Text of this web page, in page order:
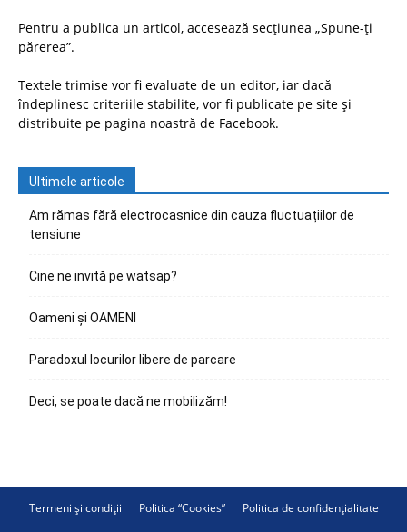
Pentru a publica un articol, accesează secțiunea „Spune-ți
părerea”.
Textele trimise vor fi evaluate de un editor, iar dacă
îndeplinesc criteriile stabilite, vor fi publicate pe site și
distribuite pe pagina noastră de Facebook.
Ultimele articole
Am rămas fără electrocasnice din cauza fluctuațiilor de
tensiune
Cine ne invită pe watsap?
Oameni și OAMENI
Paradoxul locurilor libere de parcare
Deci, se poate dacă ne mobilizăm!
Termeni și condiții Politica “Cookies” Politica de confidențialitate